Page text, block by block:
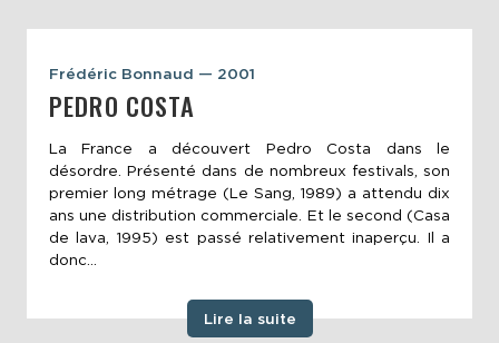
Frédéric Bonnaud — 2001
PEDRO COSTA
La France a découvert Pedro Costa dans le
désordre. Présenté dans de nombreux festivals, son
premier long métrage (Le Sang, 1989) a attendu dix
ans une distribution commerciale. Et le second (Casa
de lava, 1995) est passé relativement inaperçu. Il a
donc...
Lire la suite